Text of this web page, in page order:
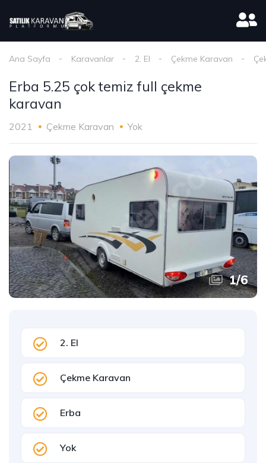
Ana Sayfa Karavanlar 2. El Çekme Karavan
Erba 5.25 çok temiz full çekme
karavan
2021 Çekme Karavan Yok
1/6
2. El
Çekme Karavan
Erba
Yok